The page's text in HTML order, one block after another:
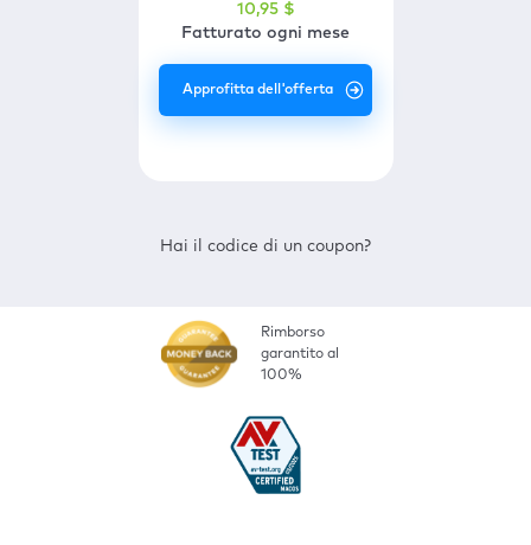
10,95 $
Fatturato ogni mese
Hai il codice di un coupon?
Rimborso
garantito al
100%